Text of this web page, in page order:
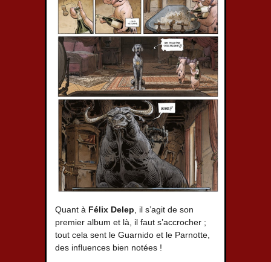
Quant à Félix Delep , il s’agit de son
premier album et là, il faut s’accrocher ;
tout cela sent le Guarnido et le Parnotte,
des influences bien notées !